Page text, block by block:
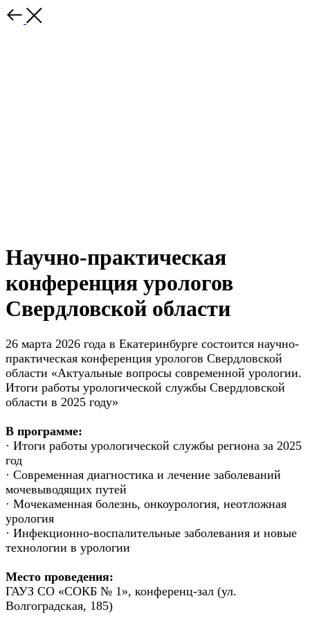
Научно-практическая
конференция урологов
Свердловской области
26 марта 2026 года в Екатеринбурге состоится научно-
практическая конференция урологов Свердловской
области «Актуальные вопросы современной урологии.
Итоги работы урологической службы Свердловской
области в 2025 году»
В программе:
· Итоги работы урологической службы региона за 2025
год
· Современная диагностика и лечение заболеваний
мочевыводящих путей
· Мочекаменная болезнь, онкоурология, неотложная
урология
· Инфекционно-воспалительные заболевания и новые
технологии в урологии
Место проведения:
ГАУЗ СО «СОКБ № 1», конференц-зал (ул.
Волгоградская, 185)